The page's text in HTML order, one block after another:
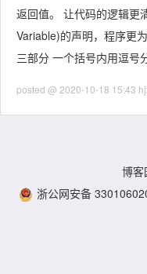
返回值。 让代码的逻辑更
Variable)的声明，程序更
三部分 一个括号内用逗号
posted @ 2020-10-18 15:43
博客
浙公网安备